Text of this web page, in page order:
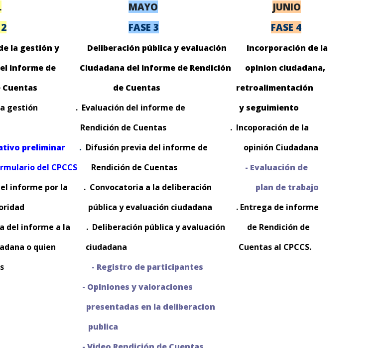
MAYO
JUNIO
FASE 3 FASE 4
de la gestión y Deliberación pública y evaluación Incorporación de la
informe de Ciudadana del informe de Rendición opinion ciudadana,
de Cuentas retroalimentación
gestión . Evaluación del informe de y seguimiento
Rendición de Cuentas . Incoporación de la
preliminar . Difusión previa del informe de opinión Ciudadana
del CPCCS Rendición de Cuentas - Evaluación de
informe por la . Convocatoria a la deliberación plan de trabajo
Autoridad pública y evaluación ciudadana . Entrega de informe
del informe a la . Deliberación pública y avaluación de Rendición de
o quien ciudadana Cuentas al CPCCS.
veces
- Registro de participantes
- Opiniones y valoraciones
presentadas en la deliberacion
publica